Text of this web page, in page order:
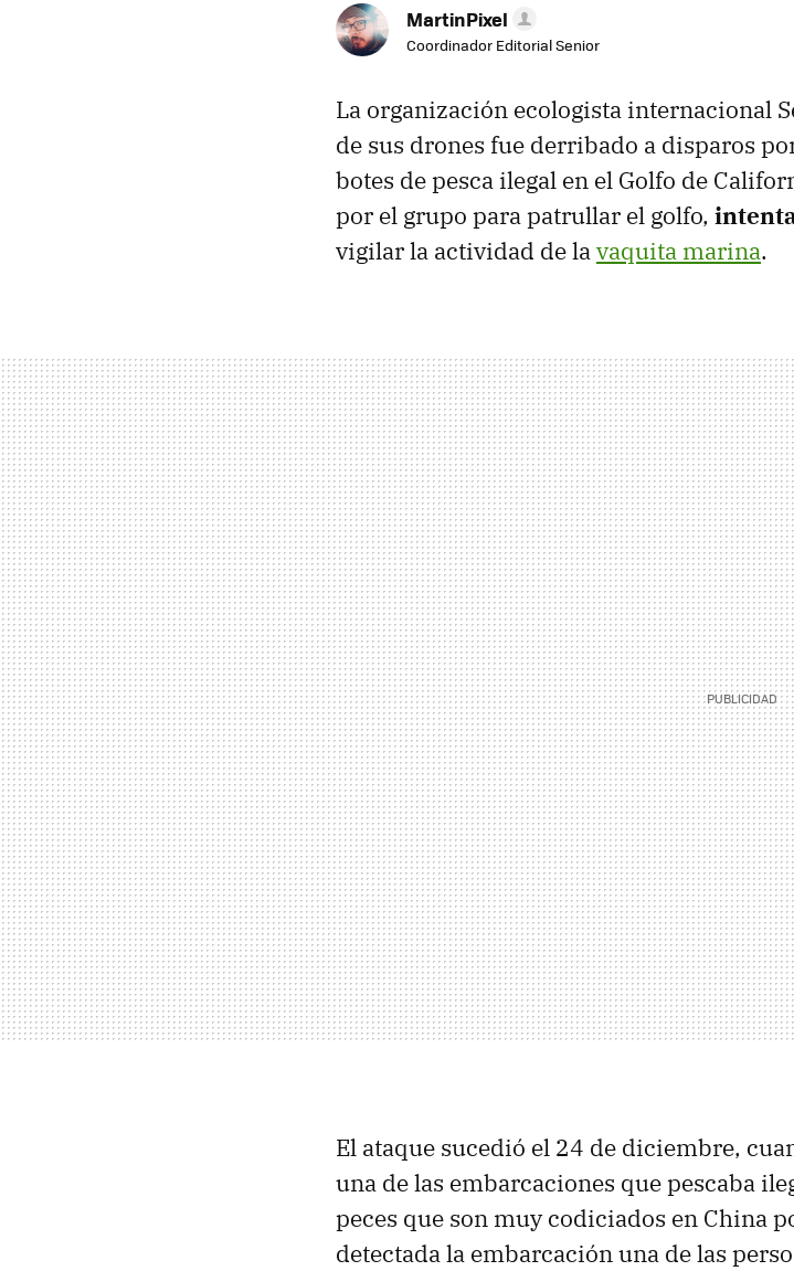
MartinPixel
Coordinador Editorial Senior
La organización ecologista internacional
de sus drones fue derribado a disparos
botes de pesca ilegal en el Golfo de
por el grupo para patrullar el golfo,
vigilar la actividad de lavaquita marina.
El ataque sucedió el 24 de diciembre,
una de las embarcaciones que pescaba
peces que son muy codiciados en China
detectada la embarcación una de las